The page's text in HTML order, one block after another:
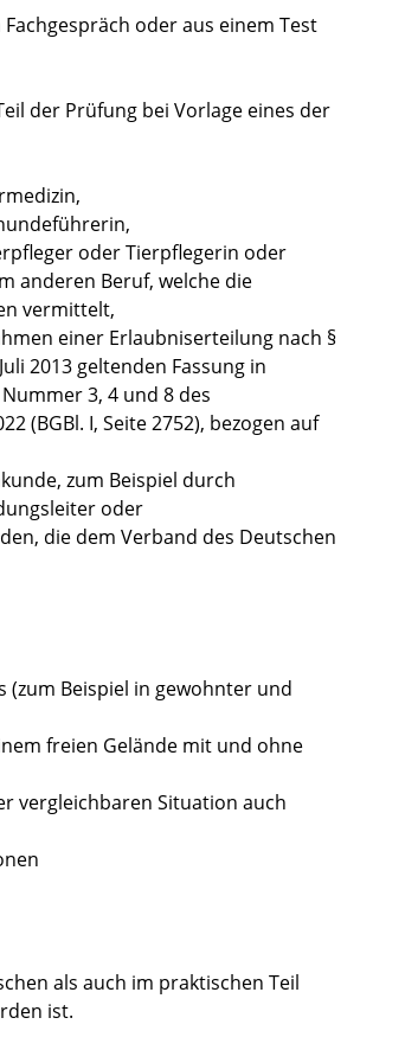
oder aus einem Test
der Prüfung bei Vorlage eines der
oder Tierpflegerin oder
anderen Beruf, welche die
vermittelt,
en einer Erlaubniserteilung nach §
2013 geltenden Fassung in
3, 4 und 8 des
(BGBl. I, Seite 2752), bezogen auf
zum Beispiel durch
oder
die dem Verband des Deutschen
Beispiel in gewohnter und
freien Gelände mit und ohne
vergleichbaren Situation auch
als auch im praktischen Teil
ist.